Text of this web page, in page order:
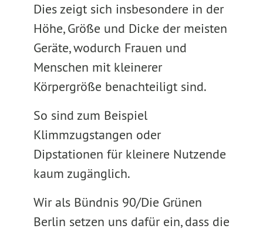
Dies zeigt sich insbesondere in der
Höhe, Größe und Dicke der meisten
Geräte, wodurch Frauen und
Menschen mit kleinerer
Körpergröße benachteiligt sind.
So sind zum Beispiel
Klimmzugstangen oder
Dipstationen für kleinere Nutzende
kaum zugänglich.
Wir als Bündnis 90/Die Grünen
Berlin setzen uns dafür ein, dass die